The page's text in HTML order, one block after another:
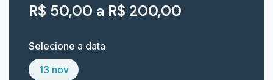
R$ 50,00 a R$ 200,00
Selecione a data
13 nov